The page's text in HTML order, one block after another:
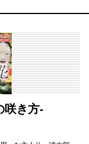
咲き方-